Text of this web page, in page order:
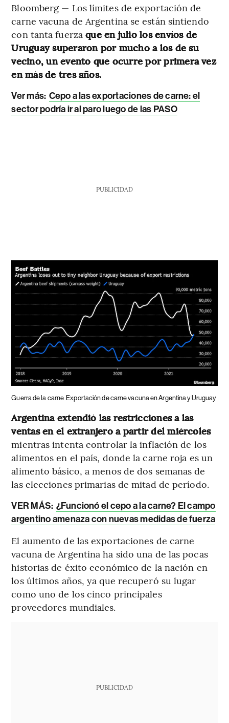
Bloomberg — Los límites de exportación de
carne vacuna de Argentina se están sintiendo
con tanta fuerzaque en julio los envíos de
Uruguay superaron por mucho a los de su
vecino, un evento que ocurre por primera vez
en más de tres años.
Ver más: Cepo a las exportaciones de carne: el
sector podría ir al paro luego de las PASO
PUBLICIDAD
Guerra de la carne Exportación de carne vacuna en Argentina y Uruguay
Argentina extendió las restricciones a las
ventas en el extranjero a partir del miércoles
mientras intenta controlar la inflación de los
alimentos en el país, donde la carne roja es un
alimento básico, a menos de dos semanas de
las elecciones primarias de mitad de período.
VER MÁS: ¿Funcionó el cepo a la carne? El campo
argentino amenaza con nuevas medidas de fuerza
El aumento de las exportaciones de carne
vacuna de Argentina ha sido una de las pocas
historias de éxito económico de la nación en
los últimos años, ya que recuperó su lugar
como uno de los cinco principales
proveedores mundiales.
PUBLICIDAD